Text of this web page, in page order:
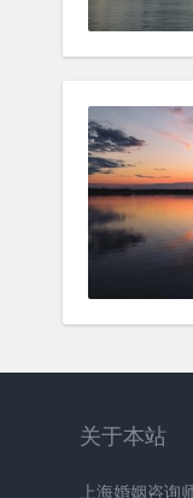
关于本站
上海婚姻咨询